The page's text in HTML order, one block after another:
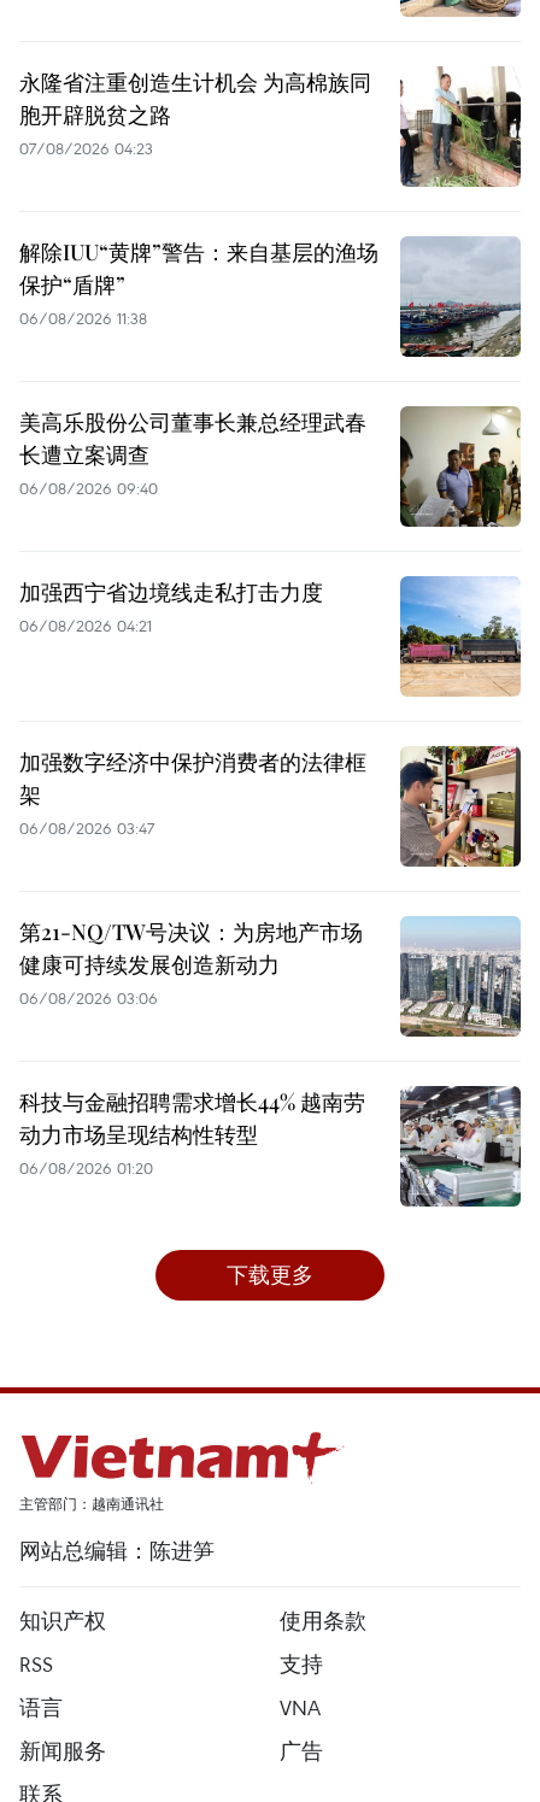
永隆省注重创造生计机会 为高棉族同
胞开辟脱贫之路
07/08/2026 04:23
解除IUU“黄牌”警告：来自基层的渔场
保护“盾牌”
06/08/2026 11:38
美高乐股份公司董事长兼总经理武春
长遭立案调查
06/08/2026 09:40
加强西宁省边境线走私打击力度
06/08/2026 04:21
加强数字经济中保护消费者的法律框
架
06/08/2026 03:47
第21-NQ/TW号决议：为房地产市场
健康可持续发展创造新动力
06/08/2026 03:06
科技与金融招聘需求增长44% 越南劳
动力市场呈现结构性转型
06/08/2026 01:20
下载更多
主管部门：越南通讯社
网站总编辑：陈进笋
知识产权
使用条款
RSS
支持
语言
VNA
新闻服务
广告
联系